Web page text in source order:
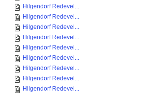
Hilgendorf Redevel...
Hilgendorf Redevel...
Hilgendorf Redevel...
Hilgendorf Redevel...
Hilgendorf Redevel...
Hilgendorf Redevel...
Hilgendorf Redevel...
Hilgendorf Redevel...
Hilgendorf Redevel...